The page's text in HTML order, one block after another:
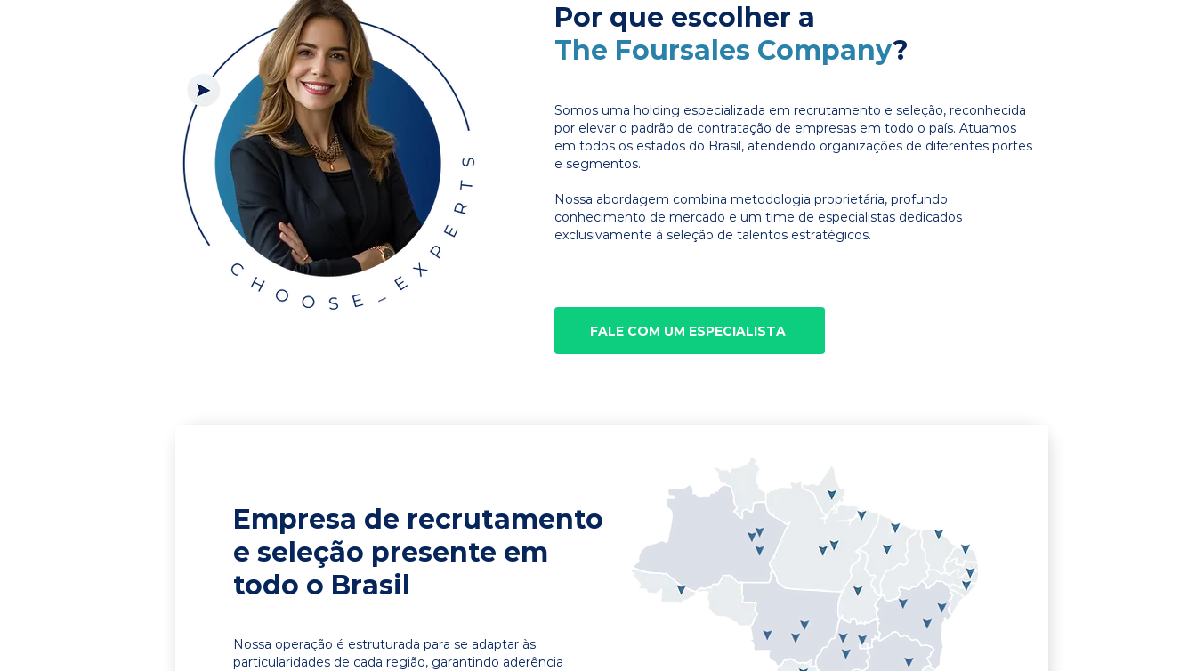
Por que escolher a
The Foursales Company?
Somos uma holding especializada em recrutamento e seleção, reconhecida
por elevar o padrão de contratação de empresas em todo o país. Atuamos
em todos os estados do Brasil, atendendo organizações de diferentes portes
e segmentos.
Nossa abordagem combina metodologia proprietária, profundo
conhecimento de mercado e um time de especialistas dedicados
exclusivamente à seleção de talentos estratégicos.
FALE COM UM ESPECIALISTA
Empresa de recrutamento
e seleção presente em
todo o Brasil
Nossa operação é estruturada para se adaptar às
particularidades de cada região, garantindo aderência